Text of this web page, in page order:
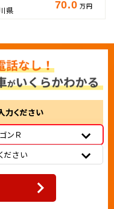
県 70.0 万円
力ください
ンＲ
ださい